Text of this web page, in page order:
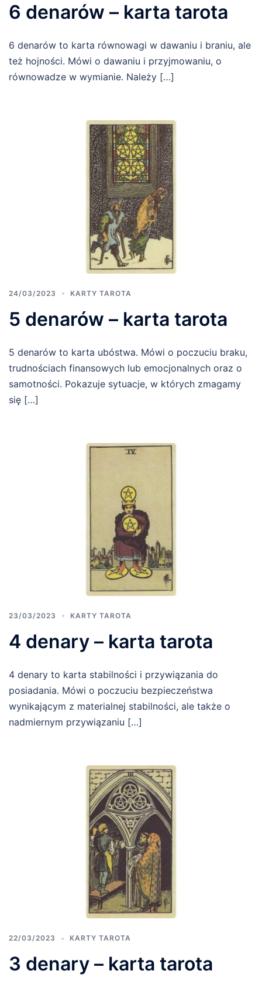
6 denarów – karta tarota
6 denarów to karta równowagi w dawaniu i braniu, ale
też hojności. Mówi o dawaniu i przyjmowaniu, o
równowadze w wymianie. Należy […]
24/03/2023 KARTY TAROTA
5 denarów – karta tarota
5 denarów to karta ubóstwa. Mówi o poczuciu braku,
trudnościach finansowych lub emocjonalnych oraz o
samotności. Pokazuje sytuacje, w których zmagamy
się […]
23/03/2023 KARTY TAROTA
4 denary – karta tarota
4 denary to karta stabilności i przywiązania do
posiadania. Mówi o poczuciu bezpieczeństwa
wynikającym z materialnej stabilności, ale także o
nadmiernym przywiązaniu […]
22/03/2023 KARTY TAROTA
3 denary – karta tarota